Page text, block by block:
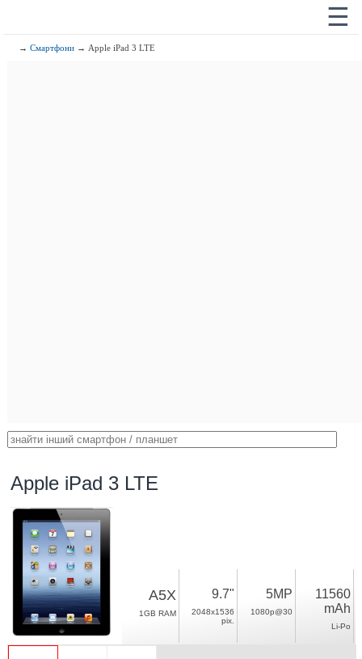
☰
→Смартфони → Apple iPad 3 LTE
Apple iPad 3 LTE
A5X
1GB RAM
9.7"
2048x1536
pix.
5MP
1080p@30
11560
mAh
Li-Po